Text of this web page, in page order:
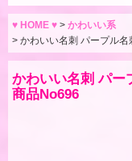
♥ HOME ♥ > かわいい系
> かわいい名刺 パープル
かわいい名刺 パー
商品No696